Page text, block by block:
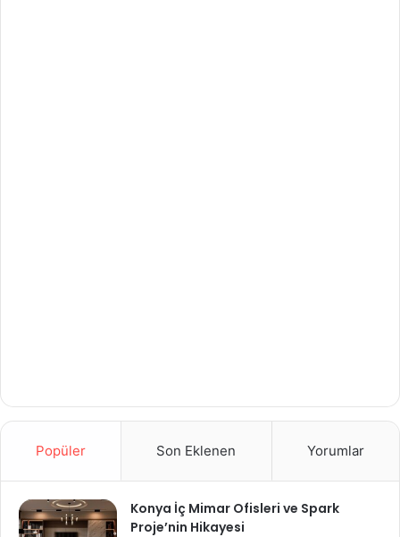
Popüler Son Eklenen Yorumlar
Konya İç Mimar Ofisleri ve Spark
Proje’nin Hikayesi